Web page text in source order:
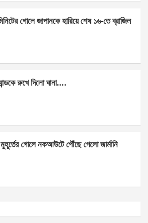
গোলে জাপানকে হারিয়ে শেষ ১৬-তে ব্রাজিল
রুখে দিলো ঘানা….
গোলে নকআউটে পৌঁছে গেলো জার্মানি